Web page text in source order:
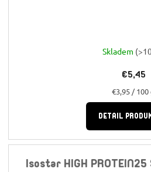
Skladem
€5,45
cena:
€3,95 / 100
DETAIL
Isostar HIGH